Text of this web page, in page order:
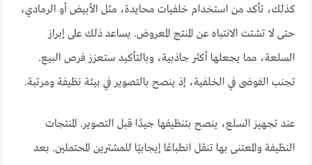
كذلك، تأكد من استخدام خلفيات محايدة، مثل الأبيض أو الرمادي،
حتى لا تشتت الانتباه عن المنتج المعروض. يساعد ذلك على إبراز
السلعة، مما يجعلها أكثر جاذبية، وبالتأكيد ستعزز فرص البيع.
تجنب الفوضى في الخلفية، إذ ينصح بالتصوير في بيئة نظيفة ومرتبة.
عند تجهيز السلع، ينصح بتنظيفها جيدًا قبل التصوير. المنتجات
النظيفة والمعتنى بها تنقل انطباعًا إيجابيًا للمشترين المحتملين. بعد